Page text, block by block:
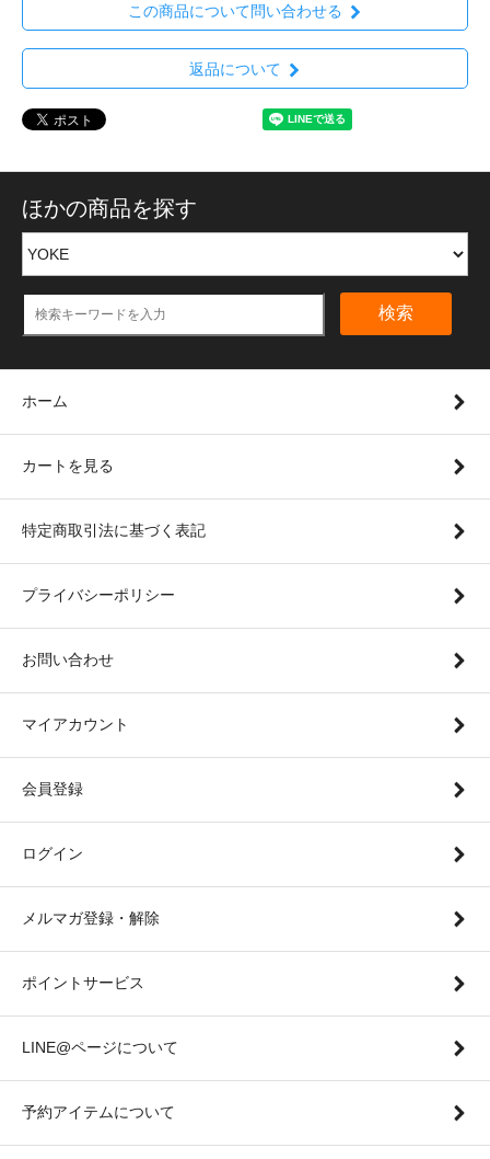
この商品について問い合わせる
返品について
ほかの商品を探す
検索
ホーム
カートを見る
特定商取引法に基づく表記
プライバシーポリシー
お問い合わせ
マイアカウント
会員登録
ログイン
メルマガ登録・解除
ポイントサービス
LINE@ページについて
予約アイテムについて